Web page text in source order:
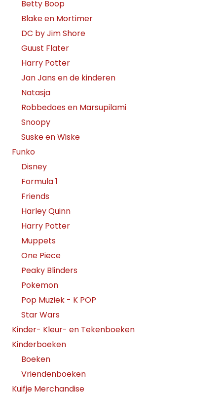
Betty Boop
Blake en Mortimer
DC by Jim Shore
Guust Flater
Harry Potter
Jan Jans en de kinderen
Natasja
Robbedoes en Marsupilami
Snoopy
Suske en Wiske
Funko
Disney
Formula 1
Friends
Harley Quinn
Harry Potter
Muppets
One Piece
Peaky Blinders
Pokemon
Pop Muziek - K POP
Star Wars
Kinder- Kleur- en Tekenboeken
Kinderboeken
Boeken
Vriendenboeken
Kuifje Merchandise